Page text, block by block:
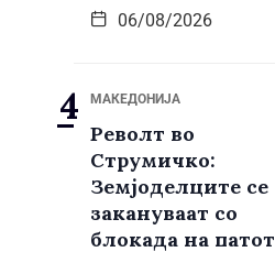
06/08/2026
МАКЕДОНИЈА
Револт во
Струмичко:
Земјоделците се
закануваат со
блокада на патот